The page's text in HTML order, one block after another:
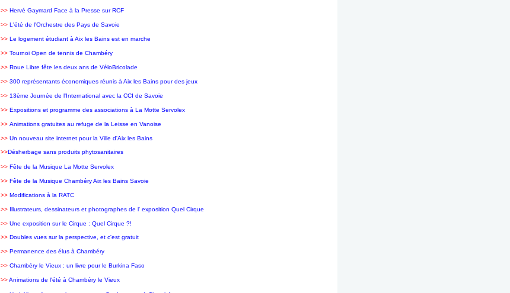
>> Hervé Gaymard Face à la Presse sur RCF
>> L'été de l'Orchestre des Pays de Savoie
>> Le logement étudiant à Aix les Bains est en marche
>> Tournoi Open de tennis de Chambéry
>> Roue Libre fête les deux ans de VéloBricolade
>> 300 représentants économiques réunis à Aix les Bains pour des jeux
>> 13ème Journée de l'International avec la CCI de Savoie
>> Expositions et programme des associations à La Motte Servolex
>> Animations gratuites au refuge de la Leisse en Vanoise
>> Un nouveau site internet pour la Ville d'Aix les Bains
>>Désherbage sans produits phytosanitaires
>> Fête de la Musique La Motte Servolex
>> Fête de la Musique Chambéry Aix les Bains Savoie
>> Modifications à la RATC
>> Illustrateurs, dessinateurs et photographes de l' exposition Quel Cirque
>> Une exposition sur le Cirque : Quel Cirque ?!
>> Doubles vues sur la perspective, et c'est gratuit
>> Permanence des élus à Chambéry
>> Chambéry le Vieux : un livre pour le Burkina Faso
>>Animations de l'été à Chambéry le Vieux